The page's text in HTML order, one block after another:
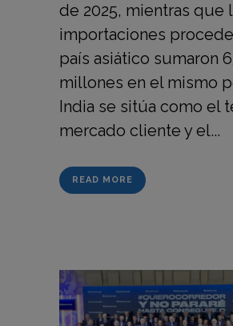
de 2025, mientras que
importaciones
país asiático sumaron
millones en el mismo
India se sitúa como el
mercado cliente y el...
READ MORE